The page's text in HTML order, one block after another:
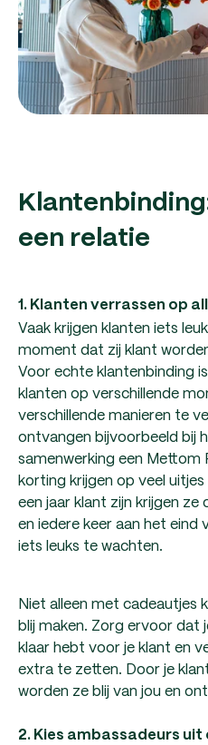
een relatie
1. Klanten verrassen op
Vaak krijgen klanten iets
moment dat zij klant
Voor echte klantenbinding
klanten op verschillende
verschillende manieren te
ontvangen bijvoorbeeld bij
samenwerking een Mettom
korting krijgen op veel
een jaar klant zijn krijgen
en iedere keer aan het
iets leuks te wachten.
Niet alleen met cadeautjes
blij maken. Zorg ervoor dat
klaar hebt voor je klant en
extra te zetten. Door je
worden ze blij van jou en
2. Kies ambassadeurs